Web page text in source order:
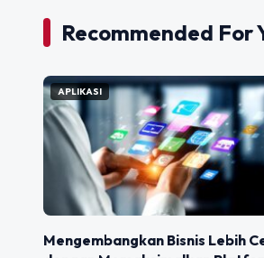
Recommended For
APLIKASI
Mengembangkan Bisnis Lebih